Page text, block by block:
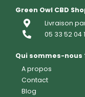
Green Owl CBD
Livraison
05 33 52 04
Qui sommes-nous
A propos
Contact
Blog